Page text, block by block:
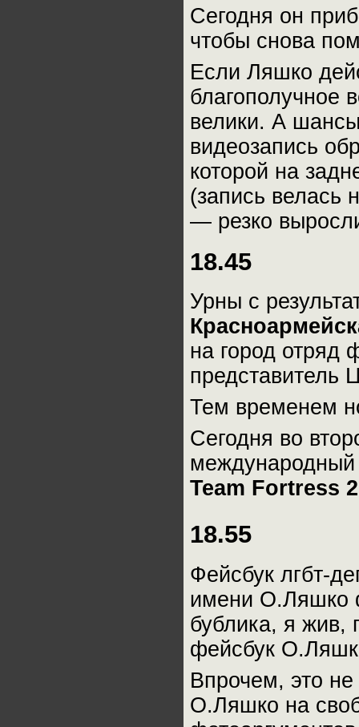
Сегодня он
чтобы снова
Если Ляшко
благополучное
велики. А
видеозапись
которой на
(запись велась
— резко
18.45
Урны с
на город отряд
представитель
Тем временем
Сегодня во
международный
Team Fortress 2
18.55
Фейсбук лгбт-
имени О.Ляшко
бублика, я жив,
фейсбук
Впрочем, это
О.Ляшко на